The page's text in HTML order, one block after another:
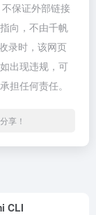
保证外部链接
向，不由千帆
录时，该网页
出现违规，可
担任何责任。
享！
CLI